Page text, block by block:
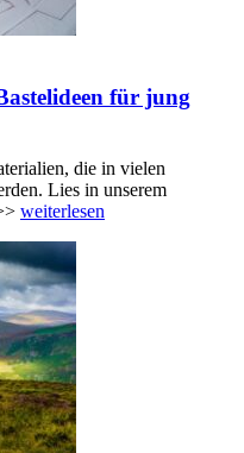
für jung
die in vielen
Lies in unserem
weiterlesen